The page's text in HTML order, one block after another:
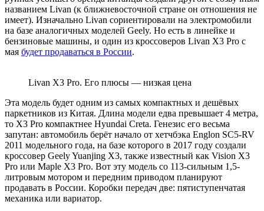
названием Livan (к ближневосточной стране он отношения не
имеет). Изначально Livan сориентировали на электромобили
на базе аналогичных моделей Geely. Но есть в линейке и
бензиновые машины, и один из кроссоверов Livan X3 Pro c
мая будет продаваться в России.
Livan X3 Pro. Его плюсы — низкая цена
Эта модель будет одним из самых компактных и дешёвых
паркетников из Китая. Длина модели едва превышает 4 метра,
то X3 Pro компактнее Hyundai Creta. Генезис его весьма
запутан: автомобиль берёт начало от хетчбэка Englon SC5-RV
2011 модельного года, на базе которого в 2017 году создали
кроссовер Geely Yuanjing X3, также известный как Vision X3
Pro или Maple X3 Pro. Вот эту модель со 113-сильным 1,5-
литровым мотором и передним приводом планируют
продавать в России. Коробки передач две: пятиступенчатая
механика или вариатор.